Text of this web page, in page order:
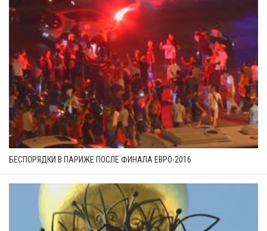
БЕСПОРЯДКИ В ПАРИЖЕ ПОСЛЕ ФИНАЛА ЕВРО-2016